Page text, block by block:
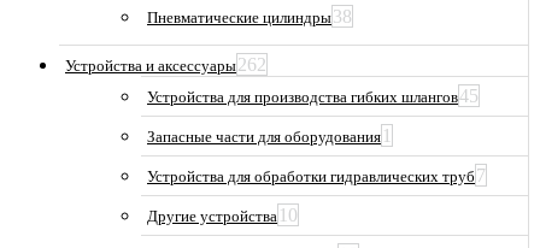
Пневматические цилиндры38
Устройства и аксессуары262
Устройства для производства гибких шлангов45
Запасные части для оборудования 1
Устройства для обработки гидравлических труб 7
Другие устройства 10